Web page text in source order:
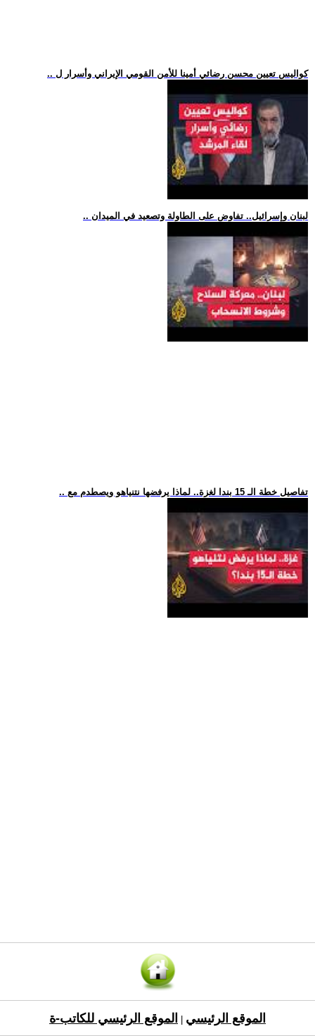
.. كواليس تعيين محسن رضائي أمينا للأمن القومي الإيراني وأسرار ل
.. لبنان وإسرائيل.. تفاوض على الطاولة وتصعيد في الميدان
.. تفاصيل خطة الـ 15 بندا لغزة.. لماذا يرفضها نتنياهو ويصطدم مع
الموقع الرئيسي الموقع الرئيسي للكاتب-ة